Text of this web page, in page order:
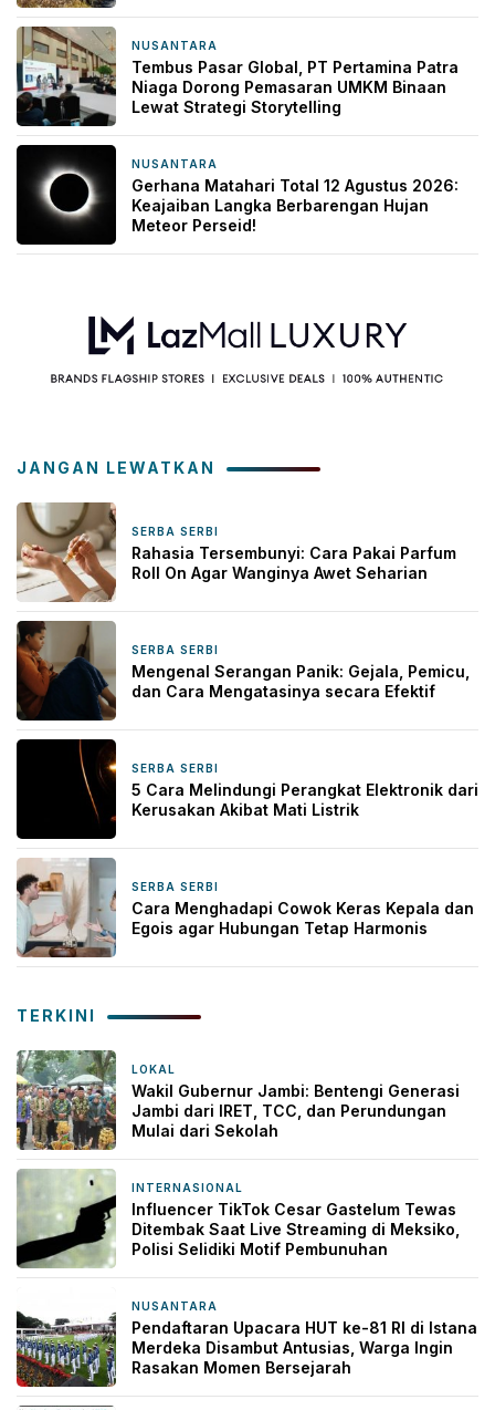
NUSANTARA
Tembus Pasar Global, PT Pertamina Patra
Niaga Dorong Pemasaran UMKM Binaan
Lewat Strategi Storytelling
NUSANTARA
Gerhana Matahari Total 12 Agustus 2026:
Keajaiban Langka Berbarengan Hujan
Meteor Perseid!
JANGAN LEWATKAN
SERBA SERBI
Rahasia Tersembunyi: Cara Pakai Parfum
Roll On Agar Wanginya Awet Seharian
SERBA SERBI
Mengenal Serangan Panik: Gejala, Pemicu,
dan Cara Mengatasinya secara Efektif
SERBA SERBI
5 Cara Melindungi Perangkat Elektronik dari
Kerusakan Akibat Mati Listrik
SERBA SERBI
Cara Menghadapi Cowok Keras Kepala dan
Egois agar Hubungan Tetap Harmonis
TERKINI
LOKAL
Wakil Gubernur Jambi: Bentengi Generasi
Jambi dari IRET, TCC, dan Perundungan
Mulai dari Sekolah
INTERNASIONAL
Influencer TikTok Cesar Gastelum Tewas
Ditembak Saat Live Streaming di Meksiko,
Polisi Selidiki Motif Pembunuhan
NUSANTARA
Pendaftaran Upacara HUT ke-81 RI di Istana
Merdeka Disambut Antusias, Warga Ingin
Rasakan Momen Bersejarah